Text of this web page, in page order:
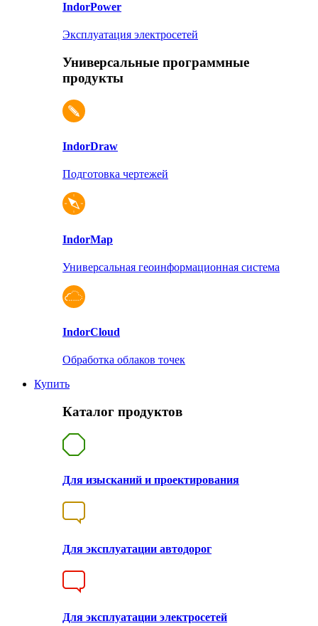
IndorPower
Эксплуатация электросетей
Универсальные программные
продукты
IndorDraw
Подготовка чертежей
IndorMap
Универсальная геоинформационная система
IndorCloud
Обработка облаков точек
Купить
Каталог продуктов
Для изысканий и проектирования
Для эксплуатации автодорог
Для эксплуатации электросетей